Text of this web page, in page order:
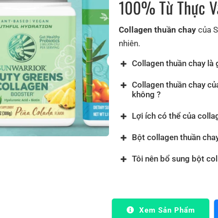
100% Từ Thực
Collagen thuần chay của
nhiên.
Collagen thuần chay là
Collagen thuần chay
không ?
Lợi ích có thể của
Bột collagen thuần
Tôi nên bổ sung bột
Xem Sản Phẩm